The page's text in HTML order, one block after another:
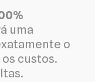
uma
o
custos.